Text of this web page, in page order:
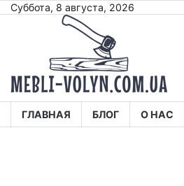
SkipСуббота, 8 августа, 2026
ГЛАВНАЯ БЛОГ О НАС